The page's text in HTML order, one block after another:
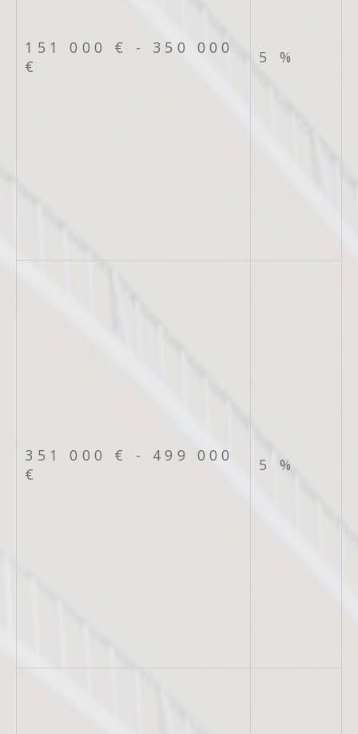
151 000 € - 350 000
€
5 %
351 000 € - 499 000
€
5 %